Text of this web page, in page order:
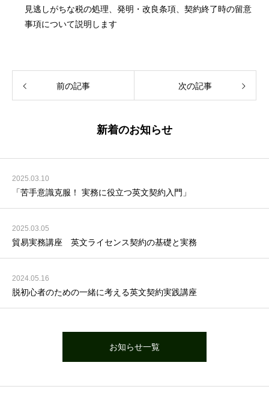
見逃しがちな税の処理、発明・改良条項、契約終了時の留意
事項について説明します
前の記事 次の記事
新着のお知らせ
2025.03.10
「苦手意識克服！ 実務に役立つ英文契約入門」
2025.03.05
貿易実務講座 英文ライセンス契約の基礎と実務
2024.05.16
脱初心者のための一緒に考える英文契約実践講座
お知らせ一覧